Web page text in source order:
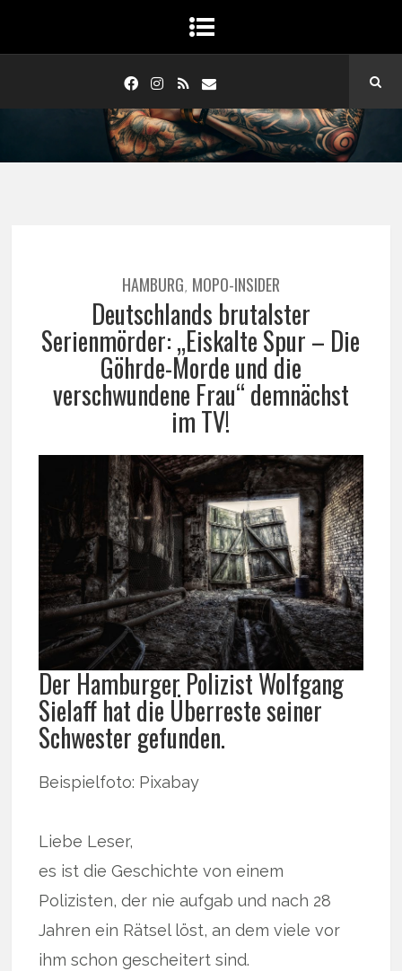
HAMBURG, MOPO-INSIDER
Deutschlands brutalster
Serienmörder: „Eiskalte Spur – Die
Göhrde-Morde und die
verschwundene Frau“ demnächst
im TV!
Der Hamburger Polizist Wolfgang
Sielaff hat die Überreste seiner
Schwester gefunden.
Beispielfoto: Pixabay
Liebe Leser,
es ist die Geschichte von einem
Polizisten, der nie aufgab und nach 28
Jahren ein Rätsel löst, an dem viele vor
ihm schon gescheitert sind.